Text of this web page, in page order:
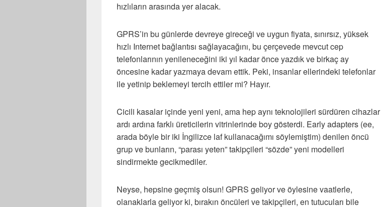
hızlıların arasında yer alacak.
GPRS’in bu günlerde devreye gireceği ve uygun fiyata, sınırsız, yüksek
hızlı Internet bağlantısı sağlayacağını, bu çerçevede mevcut cep
telefonlarının yenileneceğini iki yıl kadar önce yazdık ve birkaç ay
öncesine kadar yazmaya devam ettik. Peki, insanlar ellerindeki telefonlar
ile yetinip beklemeyi tercih ettiler mi? Hayır.
Cicili kasalar içinde yeni yeni, ama hep aynı teknolojileri sürdüren cihazlar
ardı ardına farklı üreticilerin vitrinlerinde boy gösterdi. Early adapters (ee,
arada böyle bir iki İngilizce laf kullanacağımı söylemiştim) denilen öncü
grup ve bunların, “parası yeten” takipçileri “sözde” yeni modelleri
sindirmekte gecikmediler.
Neyse, hepsine geçmiş olsun! GPRS geliyor ve öylesine vaatlerle,
olanaklarla geliyor ki, bırakın öncüleri ve takipçileri, en tutucuları bile